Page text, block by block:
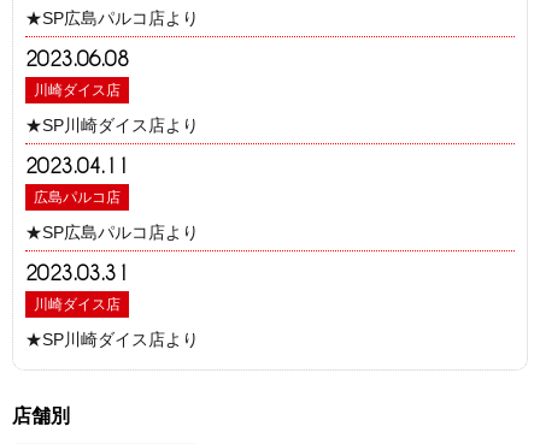
★SP広島パルコ店より
2023.06.08
川崎ダイス店
★SP川崎ダイス店より
2023.04.11
広島パルコ店
★SP広島パルコ店より
2023.03.31
川崎ダイス店
★SP川崎ダイス店より
店舗別